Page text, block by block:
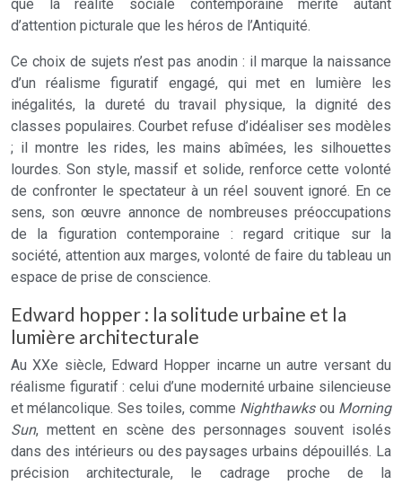
que la réalité sociale contemporaine mérite autant
d’attention picturale que les héros de l’Antiquité.
Ce choix de sujets n’est pas anodin : il marque la naissance
d’un réalisme figuratif engagé, qui met en lumière les
inégalités, la dureté du travail physique, la dignité des
classes populaires. Courbet refuse d’idéaliser ses modèles
; il montre les rides, les mains abîmées, les silhouettes
lourdes. Son style, massif et solide, renforce cette volonté
de confronter le spectateur à un réel souvent ignoré. En ce
sens, son œuvre annonce de nombreuses préoccupations
de la figuration contemporaine : regard critique sur la
société, attention aux marges, volonté de faire du tableau un
espace de prise de conscience.
Edward hopper : la solitude urbaine et la
lumière architecturale
Au XXe siècle, Edward Hopper incarne un autre versant du
réalisme figuratif : celui d’une modernité urbaine silencieuse
et mélancolique. Ses toiles, comme Nighthawksou Morning
Sun, mettent en scène des personnages souvent isolés
dans des intérieurs ou des paysages urbains dépouillés. La
précision architecturale, le cadrage proche de la